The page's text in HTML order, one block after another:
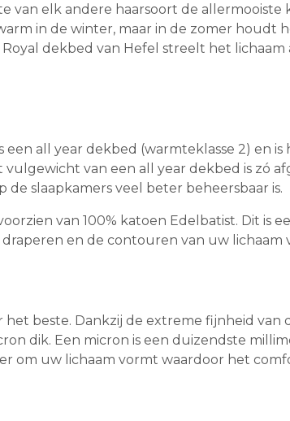
van elk andere haarsoort de
in de winter, maar in de zomer houdt
dekbed van Hefel streelt het
een all year dekbed (warmteklasse 2) en
vulgewicht van een all year dekbed is
slaapkamers veel beter beheersbaar is.
van 100% katoen Edelbatist. Dit is
en de contouren van uw lichaam
het beste. Dankzij de extreme fijnheid
dik. Een micron is een duizendste
om uw lichaam vormt waardoor het